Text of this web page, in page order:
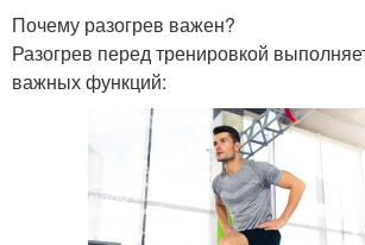
Почему разогрев важен?
Разогрев перед тренировкой
важных функций: